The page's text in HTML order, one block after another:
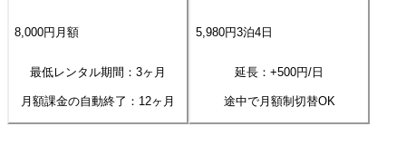
8,000円 月額
最低レンタル期間：3ヶ月
月額課金の自動終了： 12ヶ月
5,980円3泊4日
延長：+500円/日
途中で月額制切替OK